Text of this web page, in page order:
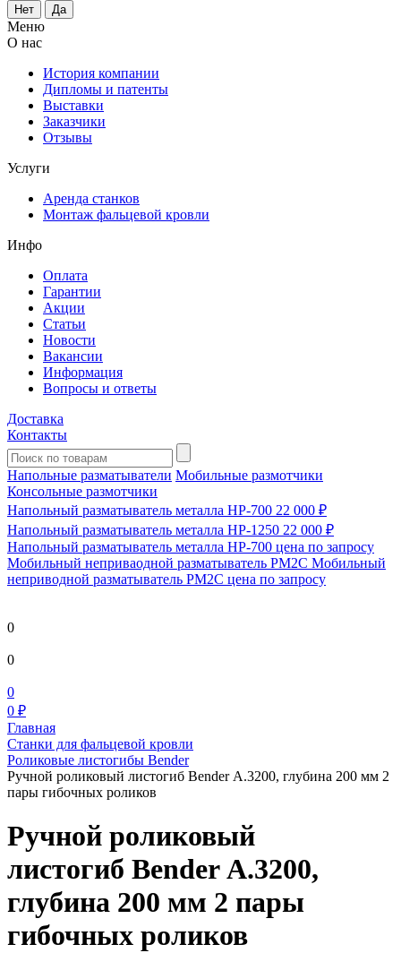
Нет Да
Меню
О нас
История компании
Дипломы и патенты
Выставки
Заказчики
Отзывы
Услуги
Аренда станков
Монтаж фальцевой кровли
Инфо
Оплата
Гарантии
Акции
Статьи
Новости
Вакансии
Информация
Вопросы и ответы
Доставка
Контакты
Напольные разматыватели Мобильные размотчики
Консольные размотчики
Напольный разматыватель металла HP-700 22 000 ₽
Напольный разматыватель металла HP-1250 22 000 ₽
Напольный разматыватель металла HP-700 цена по запросу
Мобильный непривaодной разматыватель РМ2С Мобильный
неприводной разматыватель РМ2С цена по запросу
0
0
0
0 ₽
Главная
Станки для фальцевой кровли
Роликовые листогибы Bender
Ручной роликовый листогиб Bender А.3200, глубина 200 мм 2
пары гибочных роликов
Ручной роликовый
листогиб Bender А.3200,
глубина 200 мм 2 пары
гибочных роликов